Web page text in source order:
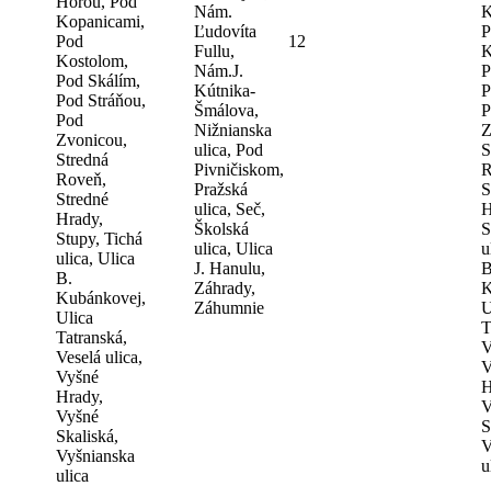
Kopanicami,
Pod
Kostolom,
Pod Skálím,
Pod Stráňou,
Pod
Zvonicou,
Stredná
Roveň,
Stredné
Hrady,
Stupy, Tichá
ulica, Ulica
B.
Kubánkovej,
Ulica
Tatranská,
Veselá ulica,
Vyšné
Hrady,
Vyšné
Skaliská,
Vyšnianska
ulica
Nám.
Ľudovíta
Fullu,
Nám.J.
Kútnika-
Šmálova,
Nižnianska
ulica, Pod
Pivničiskom,
Pražská
ulica, Seč,
Školská
ulica, Ulica
J. Hanulu,
Záhrady,
Záhumnie
12